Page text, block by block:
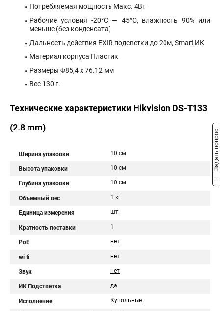
Потребляемая мощность Макс. 4Вт
Рабочие условия -20°С — 45°С, влажность 90% или
меньше (без конденсата)
Дальность действия EXIR подсветки до 20м, Smart ИК
Материал корпуса Пластик
Размеры Φ85,4 x 76.12 мм
Вес 130 г.
Технические характеристики Hikvision DS-T133
(2.8 mm)
Ширина упаковки 10 см
Высота упаковки 10 см
Глубина упаковки 10 см
Объемный вес 1 кг
Единица измерения шт.
Кратность поставки 1
PoE нет
wi fi нет
Звук нет
ИК Подстветка да
Исполнение Купольные
Задать вопрос